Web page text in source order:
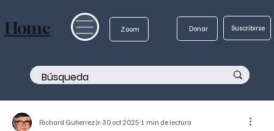
Zoom Donar Suscribirse
Home
Richard Gutierrez Jr. 30 oct 2025 1 min de lectura